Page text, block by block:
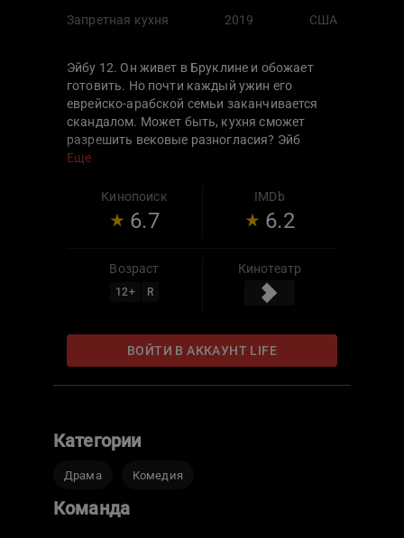
Запретная кухня 2019 США
Эйбу 12. Он живет в Бруклине и обожает
готовить. Но почти каждый ужин его
еврейско-арабской семьи заканчивается
скандалом. Может быть, кухня сможет
разрешить вековые разногласия? Эйб
решает приготовить блюдо, которое
родственников.
Еще
Кинопоиск
6.7
IMDb
6.2
Возраст
12+ R
Кинотеатр
ВОЙТИ В АККАУНТ LIFE
Категории
Драма Комедия
Команда